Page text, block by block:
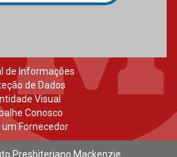
de Informações
de Dados
Visual
Conosco
um Fornecedor
Presbiteriano Mackenzie